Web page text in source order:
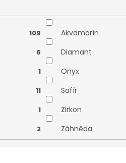
109 Akvamarín
6 Diamant
1 Onyx
11 Safír
1 Zirkon
2 Záhněda